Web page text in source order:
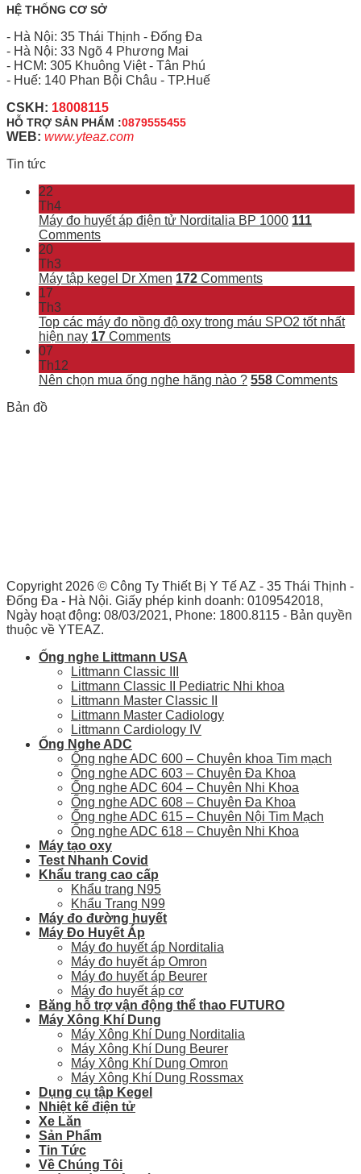
HỆ THỐNG CƠ SỞ
- Hà Nội: 35 Thái Thịnh - Đống Đa
- Hà Nội: 33 Ngõ 4 Phương Mai
- HCM: 305 Khuông Việt - Tân Phú
- Huế: 140 Phan Bội Châu - TP.Huế
CSKH: 18008115
HỖ TRỢ SẢN PHẨM :0879555455
WEB: www.yteaz.com
Tin tức
22
Th4
Máy đo huyết áp điện tử Norditalia BP 1000 111
Comments
20
Th3
Máy tập kegel Dr Xmen 172 Comments
17
Th3
Top các máy đo nồng độ oxy trong máu SPO2 tốt nhất
hiện nay 17 Comments
07
Th12
Nên chọn mua ống nghe hãng nào ? 558 Comments
Bản đồ
Copyright 2026 © Công Ty Thiết Bị Y Tế AZ - 35 Thái Thịnh -
Đống Đa - Hà Nội. Giấy phép kinh doanh: 0109542018,
Ngày hoạt động: 08/03/2021, Phone: 1800.8115 - Bản quyền
thuộc về YTEAZ.
Ống nghe Littmann USA
Littmann Classic III
Littmann Classic II Pediatric Nhi khoa
Littmann Master Classic II
Littmann Master Cadiology
Littmann Cardiology IV
Ống Nghe ADC
Ống nghe ADC 600 – Chuyên khoa Tim mạch
Ống nghe ADC 603 – Chuyên Đa Khoa
Ống nghe ADC 604 – Chuyên Nhi Khoa
Ống nghe ADC 608 – Chuyên Đa Khoa
Ống nghe ADC 615 – Chuyên Nội Tim Mạch
Ống nghe ADC 618 – Chuyên Nhi Khoa
Máy tạo oxy
Test Nhanh Covid
Khẩu trang cao cấp
Khẩu trang N95
Khẩu Trang N99
Máy đo đường huyết
Máy Đo Huyết Áp
Máy đo huyết áp Norditalia
Máy đo huyết áp Omron
Máy đo huyết áp Beurer
Máy đo huyết áp cơ
Băng hỗ trợ vận động thể thao FUTURO
Máy Xông Khí Dung
Máy Xông Khí Dung Norditalia
Máy Xông Khí Dung Beurer
Máy Xông Khí Dung Omron
Máy Xông Khí Dung Rossmax
Dụng cụ tập Kegel
Nhiệt kế điện tử
Xe Lăn
Sản Phẩm
Tin Tức
Về Chúng Tôi